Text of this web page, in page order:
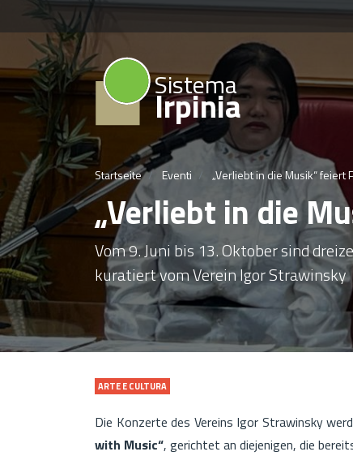
Sistema
Irpinia
Startseite Eventi „Verliebt in die Musik“ feiert
„Verliebt in die
Vom 9. Juni bis 13. Oktober sind
kuratiert vom Verein Igor Strawinsky
ARTE E CULTURA
Die Konzerte des Vereins Igor Strawinsky
with Music“, gerichtet an diejenigen, die